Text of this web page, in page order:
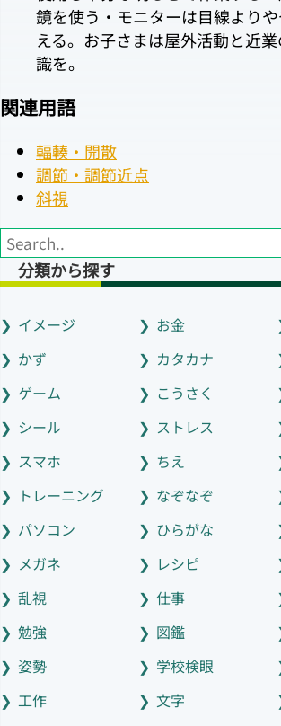
鏡を使う・モニターは目線より
える。お子さまは屋外活動と近
識を。
関連用語
輻輳・開散
調節・調節近点
斜視
分類から探す
イメージ お金
かず
カタカナ
ゲーム
こうさく
シール
ストレス
スマホ
ちえ
トレーニング
なぞなぞ
パソコン
ひらがな
メガネ
レシピ
乱視
仕事
勉強
図鑑
姿勢
学校検眼
工作
文字